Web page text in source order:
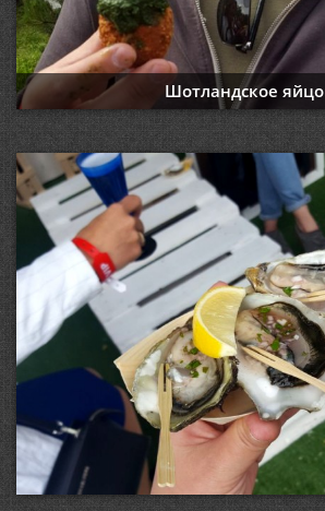
Шотландское яйцо